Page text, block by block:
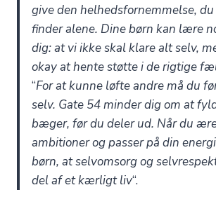
give den helhedsfornemmelse,
finder alene. Dine børn kan lære
dig: at vi ikke skal klare alt selv,
okay at hente støtte i de rigtige
“For at kunne løfte andre må du
selv. Gate 54 minder dig om at
bæger, før du deler ud. Når du
ambitioner og passer på din
børn, at selvomsorg og
del af et kærligt liv“.